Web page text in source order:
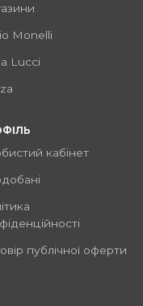
Monelli
Lucci
кабінет
публічної оферти